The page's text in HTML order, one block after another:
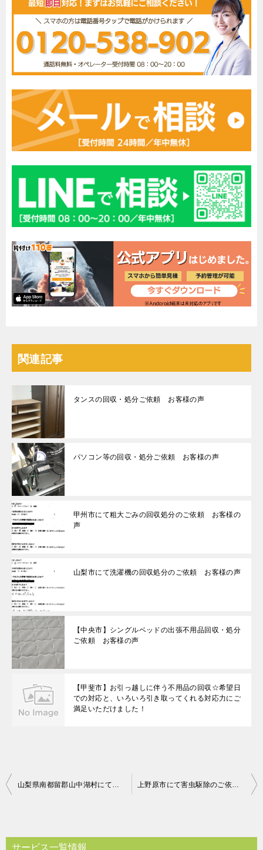
関連記事
タンスの回収・処分ご依頼 お客様の声
パソコン等の回収・処分ご依頼 お客様の声
甲州市にて粗大ごみの回収処分のご依頼 お客様の
声
山梨市にて洗濯機の回収処分のご依頼 お客様の声
【中央市】シングルベッドの出張不用品回収・処分
ご依頼 お客様の声
【甲斐市】お引っ越しに伴う不用品の回収☆希望日
での対応と、いろいろ引き取ってくれる対応力にご
満足いただけました！
投
ビ
山梨県南都留郡山中湖村にて不用品回収のご依頼 川上様の声 上野原市にて害虫駆除のご依頼の匿名希望様の声
サービス一覧情報